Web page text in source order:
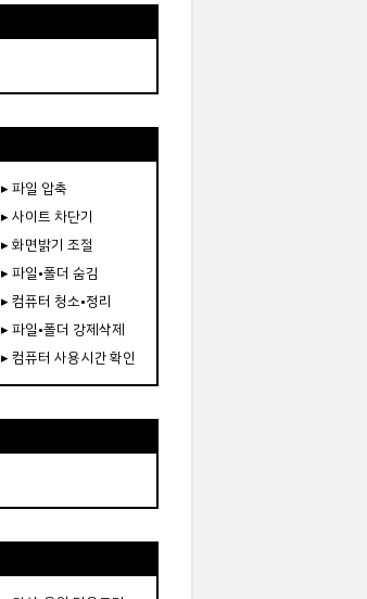
▸ 파일 압축
▸ 사이트 차단기
▸ 화면밝기 조절
▸ 파일•폴더 숨김
▸ 컴퓨터 청소•정리
▸ 파일•폴더 강제삭제
▸ 컴퓨터 사용시간 확인